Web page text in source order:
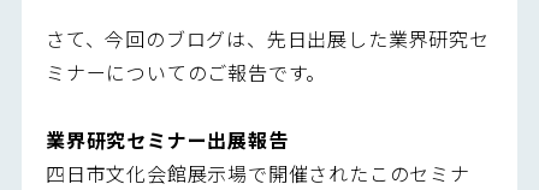
さて、今回のブログは、先日出展した業界研究セ
ミナーについてのご報告です。
業界研究セミナー出展報告
四日市文化会館展示場で開催されたこのセミナ